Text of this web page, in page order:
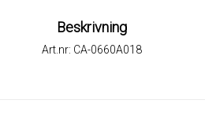
Beskrivning
Art.nr: CA-0660A018